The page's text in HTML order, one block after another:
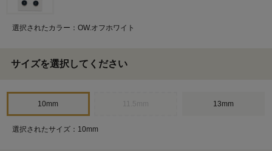
選択されたカラー：OW.オフホワイト
サイズを選択してください
10mm 13mm
選択されたサイズ：10mm